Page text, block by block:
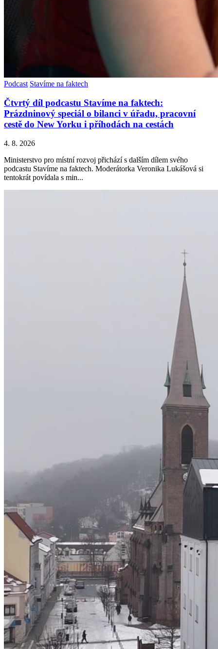
Podcast Stavíme na faktech
Čtvrtý díl podcastu Stavíme na faktech:
Prázdninový speciál o bilanci v úřadu, pracovní
cestě do New Yorku i příhodách na cestách
4. 8. 2026
Ministerstvo pro místní rozvoj přichází s dalším dílem svého
podcastu Stavíme na faktech. Moderátorka Veronika Lukášová si
tentokrát povídala s min...